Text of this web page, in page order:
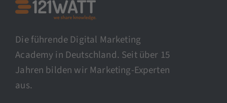
Die führende Digital Marketing
Academy in Deutschland. Seit über 15
Jahren bilden wir Marketing-Experten
aus.